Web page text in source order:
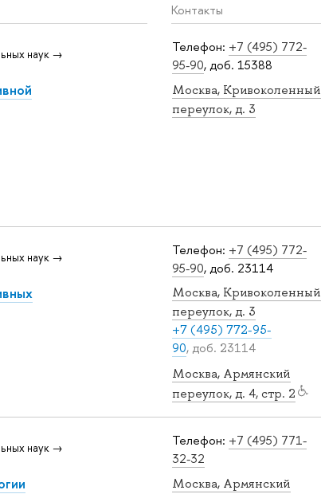
Контакты
Телефон: +7 (495) 772-
95-90, доб. 15388
Москва, Кривоколенный
переулок, д. 3
наук →
Телефон: +7 (495) 772-
95-90, доб. 23114
Москва, Кривоколенный
переулок, д. 3
+7 (495) 772-95-
90, доб. 23114
Москва, Армянский
переулок, д. 4, стр. 2
наук →
Телефон: +7 (495) 771-
32-32
Москва, Армянский
наук →